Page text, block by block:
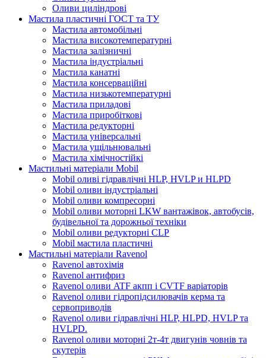
Оливи циліндрові
Мастила пластичні ГОСТ та ТУ
Мастила автомобільні
Мастила високотемпературні
Мастила залізничні
Мастила індустріальні
Мастила канатні
Мастила консерваційні
Мастила низькотемпературні
Мастила приладові
Мастила приробіткові
Мастила редукторні
Мастила універсальні
Мастила ущільнювальні
Мастила хімічностійкі
Мастильні матеріали Mobil
Mobil оливі гідравлічні HLP, HVLP и HLPD
Mobil оливи індустріальні
Mobil оливи компресорні
Mobil оливи моторні LKW вантажівок, автобусів,
будівельної та дорожньої техніки
Mobil оливи редукторні CLP
Mobil мастила пластичні
Мастильні матеріали Ravenol
Ravenol автохімія
Ravenol антифриз
Ravenol оливи ATF акпп і CVTF варіаторів
Ravenol оливи гідропідсилювачів керма та
сервоприводів
Ravenol оливи гідравлічні HLP, HLPD, HVLP та
HVLPD.
Ravenol оливи моторні 2т-4т двигунів човнів та
скутерів